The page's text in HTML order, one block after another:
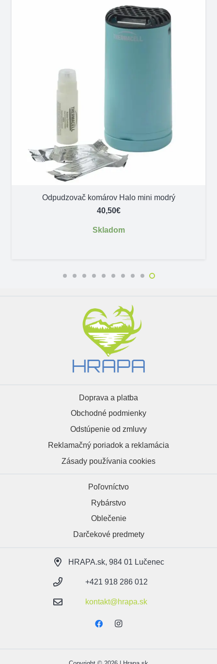
Odpudzovač komárov Halo mini modrý
40,50€
Skladom
Doprava a platba
Obchodné podmienky
Odstúpenie od zmluvy
Reklamačný poriadok a reklamácia
Zásady používania cookies
Poľovníctvo
Rybárstvo
Oblečenie
Darčekové predmety
HRAPA.sk, 984 01 Lučenec
+421 918 286 012
kontakt@hrapa.sk